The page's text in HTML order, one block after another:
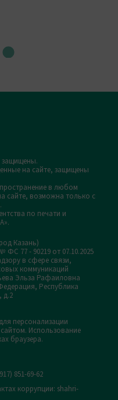
защищены.
на сайте, защищены
в любом
сайте, возможна только с
по печати и
Казань)
77 - 90219 от 07.10.2025
в сфере связи,
коммуникаций
Эльза Рафаиловна
Республика
д.2
для персонализации
Использование
браузера.
851-69-62
коррупции: shahri-